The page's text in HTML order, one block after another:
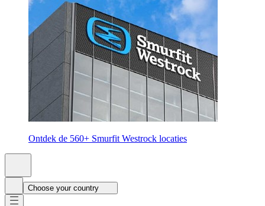
Ontdek de 560+ Smurfit Westrock locaties
Choose your country